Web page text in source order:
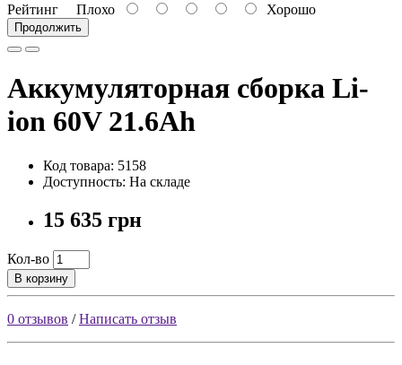
Рейтинг Плохо Хорошо
Продолжить
Аккумуляторная сборка Li-
ion 60V 21.6Ah
Код товара: 5158
Доступность: На складе
15 635 грн
Кол-во
В корзину
0 отзывов /Написать отзыв